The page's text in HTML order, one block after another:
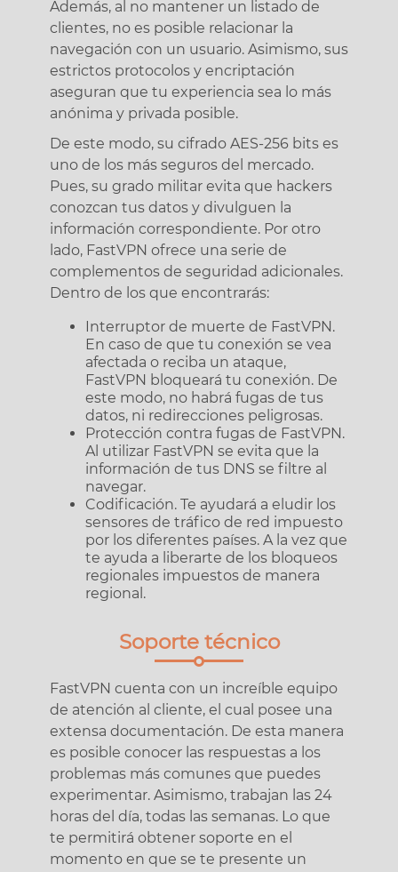
Además, al no mantener un listado de
clientes, no es posible relacionar la
navegación con un usuario. Asimismo, sus
estrictos protocolos y encriptación
aseguran que tu experiencia sea lo más
anónima y privada posible.
De este modo, su cifrado AES-256 bits es
uno de los más seguros del mercado.
Pues, su grado militar evita que hackers
conozcan tus datos y divulguen la
información correspondiente. Por otro
lado, FastVPN ofrece una serie de
complementos de seguridad adicionales.
Dentro de los que encontrarás:
Interruptor de muerte de FastVPN.
En caso de que tu conexión se vea
afectada o reciba un ataque,
FastVPN bloqueará tu conexión. De
este modo, no habrá fugas de tus
datos, ni redirecciones peligrosas.
Protección contra fugas de FastVPN.
Al utilizar FastVPN se evita que la
información de tus DNS se filtre al
navegar.
Codificación. Te ayudará a eludir los
sensores de tráfico de red impuesto
por los diferentes países. A la vez que
te ayuda a liberarte de los bloqueos
regionales impuestos de manera
regional.
Soporte técnico
FastVPN cuenta con un increíble equipo
de atención al cliente, el cual posee una
extensa documentación. De esta manera
es posible conocer las respuestas a los
problemas más comunes que puedes
experimentar. Asimismo, trabajan las 24
horas del día, todas las semanas. Lo que
te permitirá obtener soporte en el
momento en que se te presente un